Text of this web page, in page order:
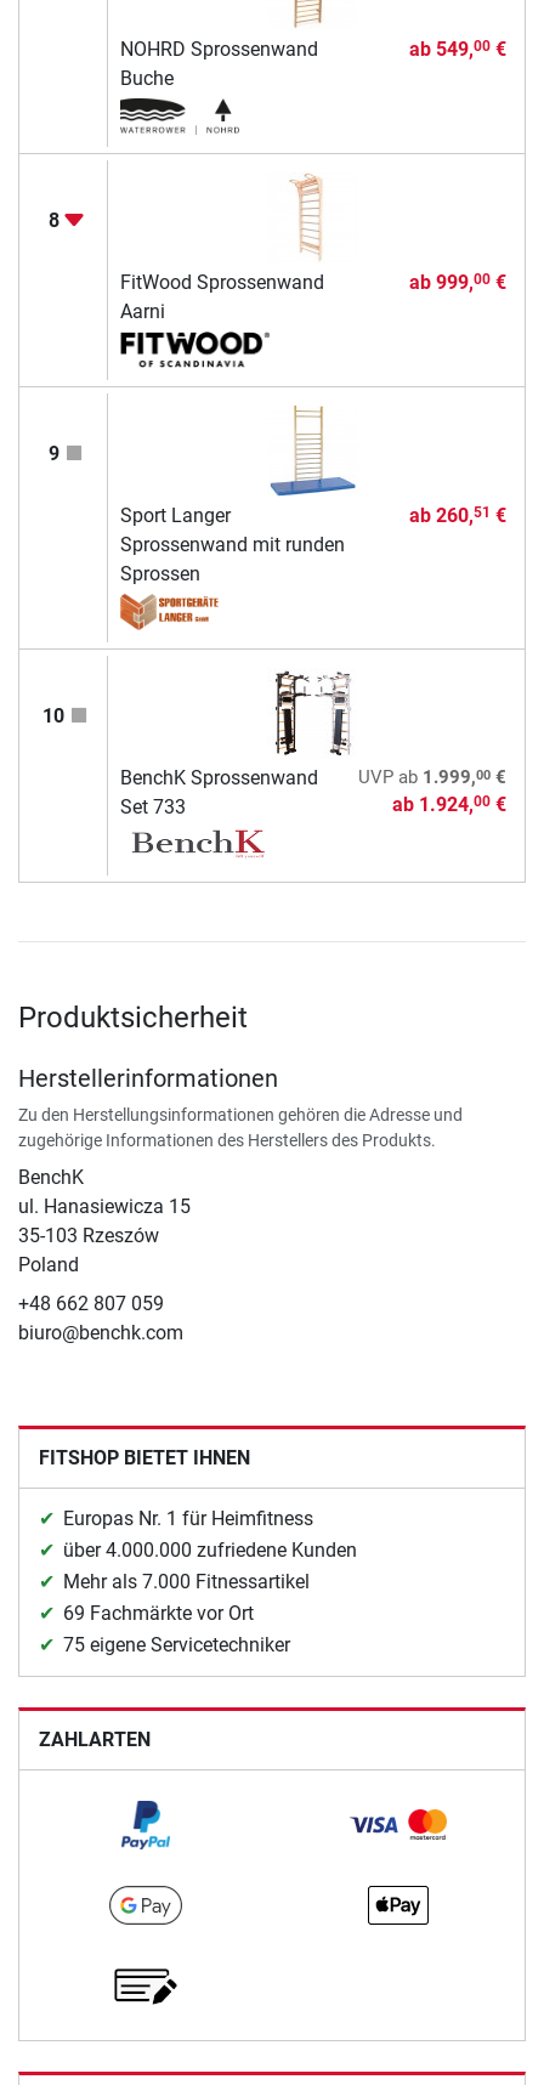
NOHRD Sprossenwand
Buche
ab 549,00€
8
FitWood Sprossenwand
Aarni
ab 999,00€
9
Sport Langer
Sprossenwand mit runden
Sprossen
ab 260,51 €
10
BenchK Sprossenwand
Set 733
UVPab 1.999,00€
ab 1.924,00€
Produktsicherheit
Herstellerinformationen
Zu den Herstellungsinformationen gehören die Adresse und
zugehörige Informationen des Herstellers des Produkts.
BenchK
ul. Hanasiewicza 15
35-103 Rzeszów
Poland
+48 662 807 059
biuro@benchk.com
FITSHOP BIETET IHNEN
Europas Nr. 1 für Heimfitness
über 4.000.000 zufriedene Kunden
Mehr als 7.000 Fitnessartikel
69 Fachmärkte vor Ort
75 eigene Servicetechniker
ZAHLARTEN